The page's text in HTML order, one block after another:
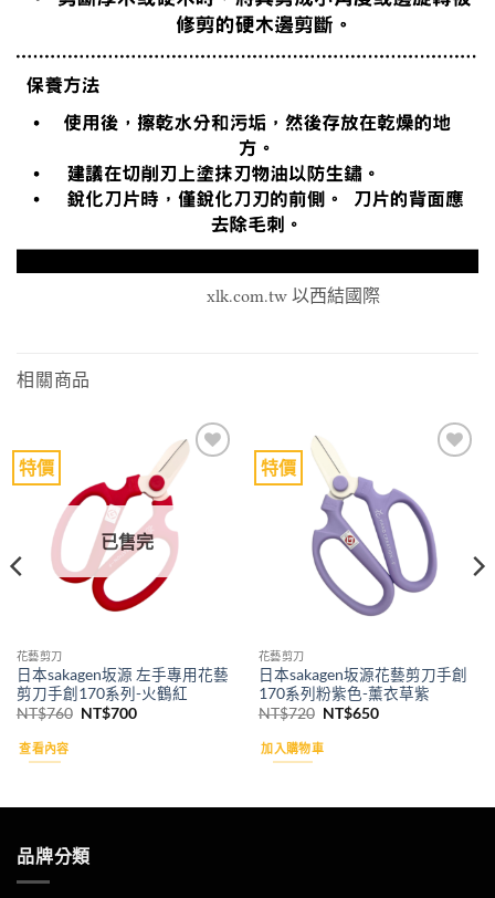
xlk.com.tw 以西結國際
相關商品
特價
已售完
花藝剪刀
日本sakagen坂源 左手專用花藝
剪刀手創170系列-火鶴紅
NT$760 原
NT$700目
查看內容
特價
花藝剪刀
日本sakagen坂源花藝剪刀手創
170系列粉紫色-薰衣草紫
NT$720 原
價
格：
NT$650目
加入購物車
品牌分類